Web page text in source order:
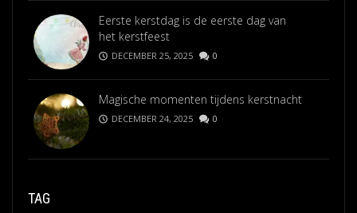
Eerste kerstdag is de eerste dag van
het kerstfeest
DECEMBER 25, 2025 0
Magische momenten tijdens kerstnacht
DECEMBER 24, 2025 0
TAG